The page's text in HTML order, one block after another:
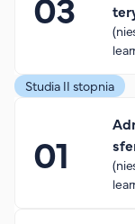
Studia II stopnia